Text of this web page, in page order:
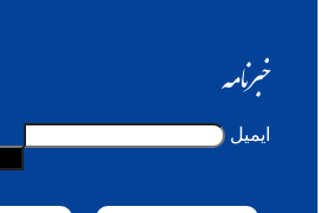
خبرنامه
ایمیل